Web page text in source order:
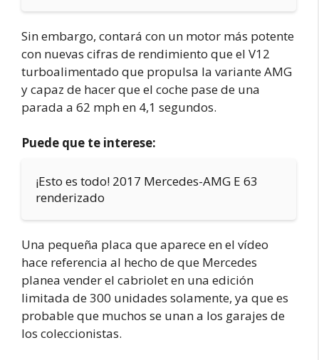
Sin embargo, contará con un motor más potente
con nuevas cifras de rendimiento que el V12
turboalimentado que propulsa la variante AMG
y capaz de hacer que el coche pase de una
parada a 62 mph en 4,1 segundos.
Puede que te interese:
¡Esto es todo! 2017 Mercedes-AMG E 63
renderizado
Una pequeña placa que aparece en el vídeo
hace referencia al hecho de que Mercedes
planea vender el cabriolet en una edición
limitada de 300 unidades solamente, ya que es
probable que muchos se unan a los garajes de
los coleccionistas.